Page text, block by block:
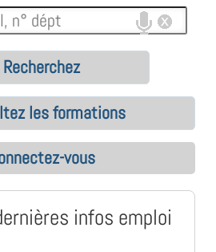
Recherchez
les formations
vous
infos emploi